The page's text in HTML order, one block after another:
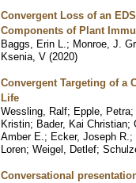
Convergent Loss of an
Components of Plant
Baggs, Erin L. ; Monroe, J.
Ksenia, V (2020)
Convergent Targeting of a
Life
Wessling, Ralf; Epple, Petra;
Kristin; Bader, Kai Christian;
Amber E. ; Ecker, Joseph R. ;
Loren; Weigel, Detlef;
Conversational